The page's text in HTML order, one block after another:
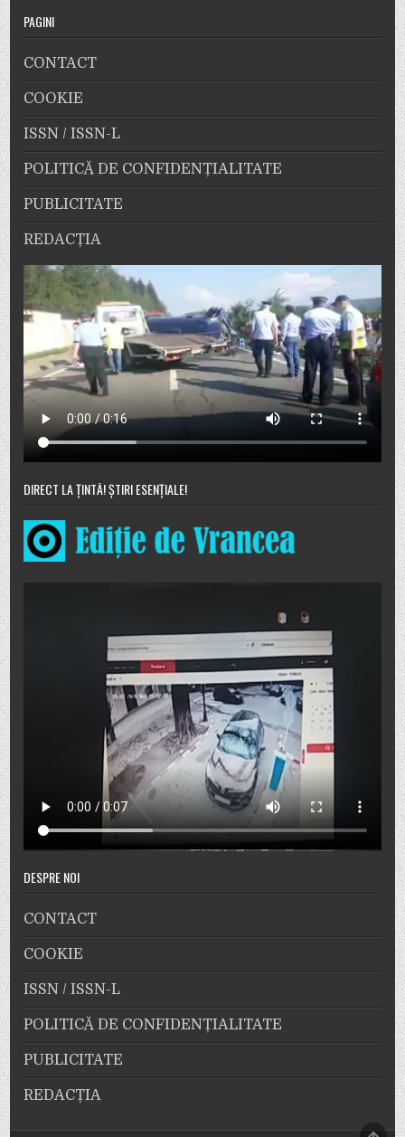
PAGINI
CONTACT
COOKIE
ISSN / ISSN-L
POLITICĂ DE CONFIDENȚIALITATE
PUBLICITATE
REDACȚIA
DIRECT LA ȚINTĂ! ȘTIRI ESENȚIALE!
DESPRE NOI
CONTACT
COOKIE
ISSN / ISSN-L
POLITICĂ DE CONFIDENȚIALITATE
PUBLICITATE
REDACȚIA